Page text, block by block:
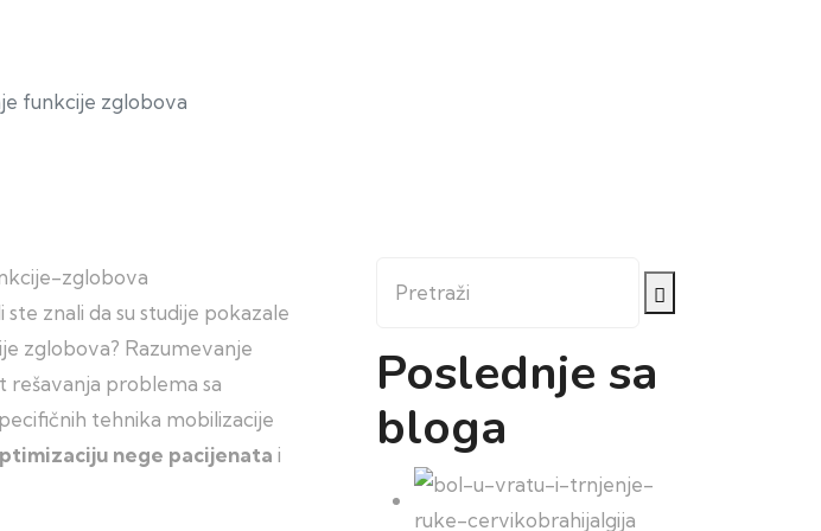
funkcije zglobova
znali da su studije pokazale
zglobova? Razumevanje
rešavanja problema sa
tehnika mobilizacije
nege pacijenata i
Poslednje sa
bloga